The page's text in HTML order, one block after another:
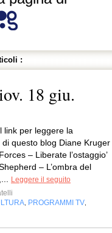
:
18 giu.
link per leggere la
di questo blog Diane Kruger
– Liberate l’ostaggio’
– L’ombra del
Leggere il seguito
PROGRAMMI TV